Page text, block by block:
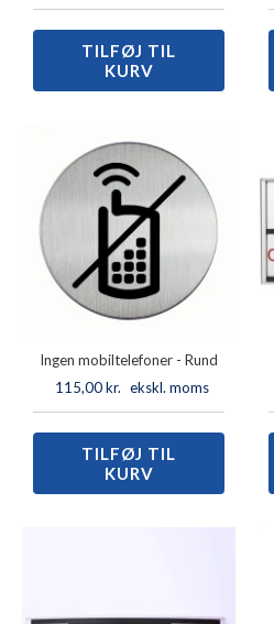
Folie
-
Tak
på
sprog
antal
TILFØJ TIL
KURV
Ingen mobiltelefoner - Rund
115,00kr. ekskl. moms
Ingen
mobiltelefoner
-
TILFØJ TIL
KURV